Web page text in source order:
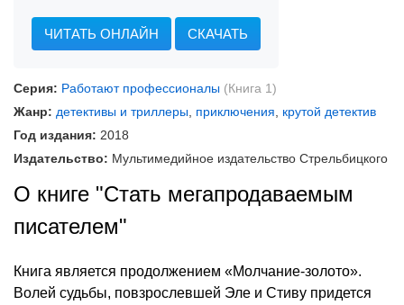
ЧИТАТЬ ОНЛАЙН СКАЧАТЬ
Серия: Работают профессионалы (Книга 1)
Жанр: детективы и триллеры, приключения, крутой детектив
Год издания: 2018
Издательство: Мультимедийное издательство Стрельбицкого
О книге "Стать мегапродаваемым
писателем"
Книга является продолжением «Молчание-золото».
Волей судьбы, повзрослевшей Эле и Стиву придется